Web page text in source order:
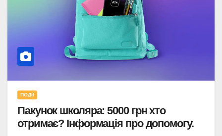
ПОДІЇ
Пакунок школяра: 5000 грн хто
отримає? Інформація про допомогу.